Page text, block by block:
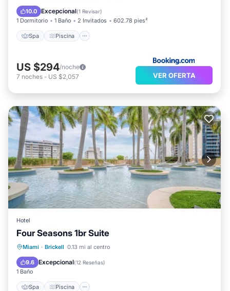
10.0 Excepcional(1 Revisar)
1 Dormitorio 1 Baño 2 Invitados 602.78 pies²
Spa Piscina
Aparcamiento
US $294/noche
7 noches - US $2,057 VER OFERTA
Hotel
Four Seasons 1br Suite
Miami · Brickell 0.13 mi al centro
9.6 Excepcional(12 Reseñas)
1 Baño
Spa Piscina
Spa Piscina
Aparcamiento